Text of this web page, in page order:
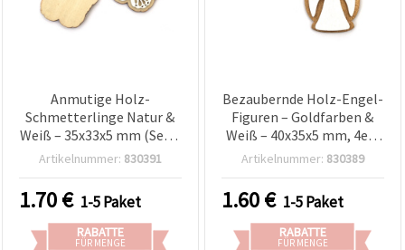
Anmutige Holz-
Schmetterlinge Natur &
Weiß – 35x33x5 mm (Set 6
Stück) – Bastelzubehör
Scrapbooking &
handgemachte
Geschenke
Artikelnummer: 830391
1.70€ 1-5 Paket
RABATTE
FÜR MENGE
Bezaubernde Holz-Engel-
Figuren – Goldfarben &
Weiß – 40x35x5 mm, 4er-
Pack – ideal für festliche
Anhänger & Deko￼
Artikelnummer: 830389
1.60€ 1-5 Paket
RABATTE
FÜR MENGE